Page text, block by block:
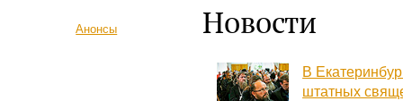
Анонсы Новости
В
штатных